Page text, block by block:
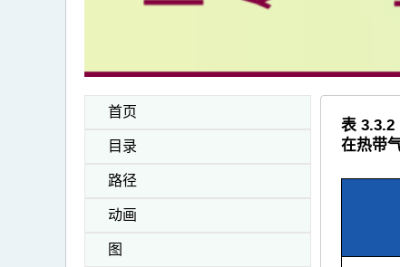
首页
目录
路径
动画
图
表
在热带